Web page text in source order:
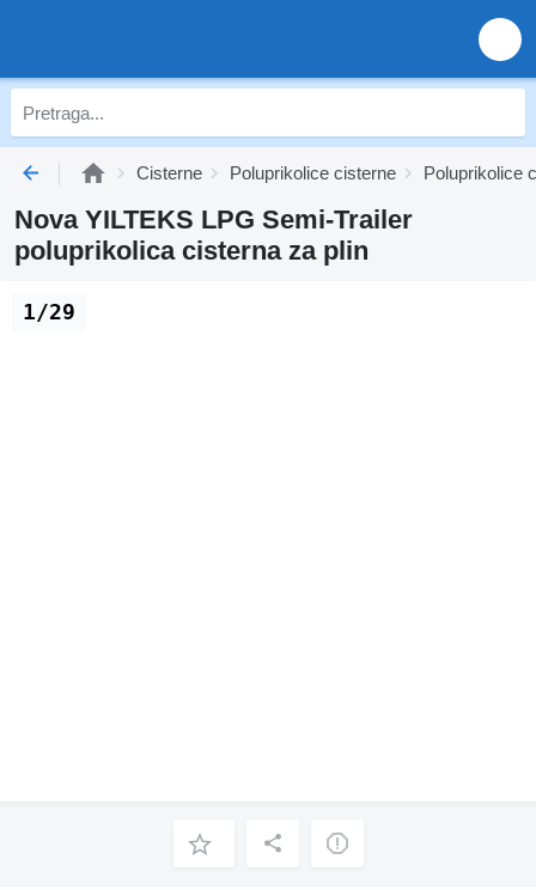
Cisterne Poluprikolice cisterne Poluprikolice
Nova YILTEKS LPG Semi-Trailer
poluprikolica cisterna za plin
1/29